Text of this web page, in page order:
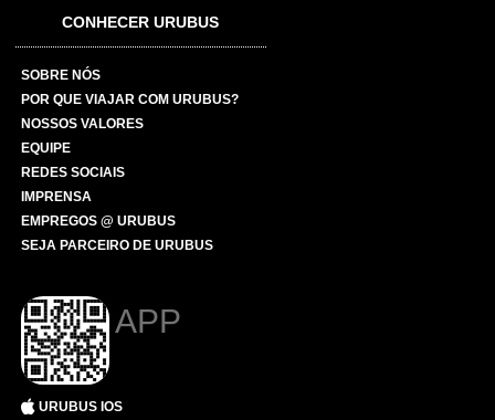
CONHECER URUBUS
SOBRE NÓS
POR QUE VIAJAR COM URUBUS?
NOSSOS VALORES
EQUIPE
REDES SOCIAIS
IMPRENSA
EMPREGOS @ URUBUS
SEJA PARCEIRO DE URUBUS
APP
URUBUS IOS